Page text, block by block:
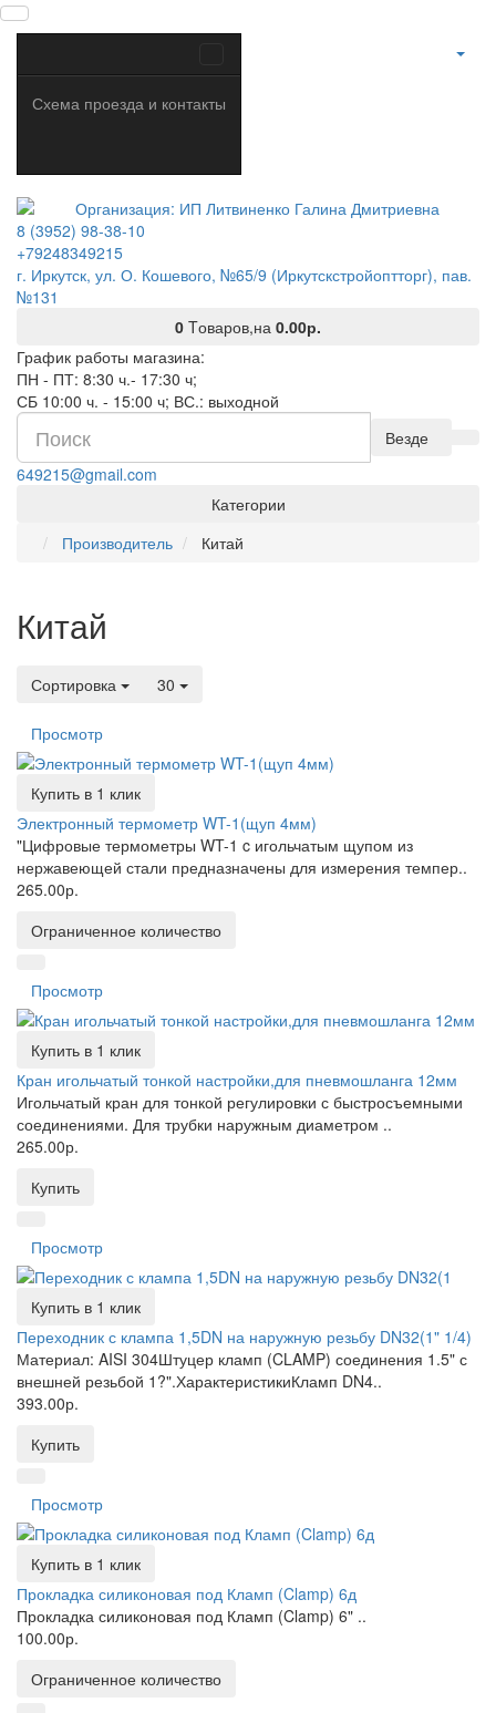
Схема проезда и контакты
8 (3952) 98-38-10
+79248349215
г. Иркутск, ул. О. Кошевого, №65/9 (Иркутскстройоптторг), пав.
№131
0 Tоваров,на 0.00р.
График работы магазина:
ПН - ПТ: 8:30 ч.- 17:30 ч;
СБ 10:00 ч. - 15:00 ч; ВС.: выходной
Везде
649215@gmail.com
Категории
Производитель
Китай
Китай
Сортировка 30
Просмотр
Купить в 1 клик
Электронный термометр WT-1(щуп 4мм)
"Цифровые термометры WT-1 c игольчатым щупом из
нержавеющей стали предназначены для измерения темпер..
265.00р.
Ограниченное количество
Просмотр
Купить в 1 клик
Кран игольчатый тонкой настройки,для пневмошланга 12мм
Игольчатый кран для тонкой регулировки с быстросъемными
соединениями. Для трубки наружным диаметром ..
265.00р.
Купить
Просмотр
Купить в 1 клик
Переходник с клампа 1,5DN на наружную резьбу DN32(1" 1/4)
Материал: AISI 304Штуцер кламп (CLAMP) соединения 1.5" с
внешней резьбой 1?".ХарактеристикиКламп DN4..
393.00р.
Купить
Просмотр
Купить в 1 клик
Прокладка силиконовая под Кламп (Clamp) 6д
Прокладка силиконовая под Кламп (Clamp) 6" ..
100.00р.
Ограниченное количество